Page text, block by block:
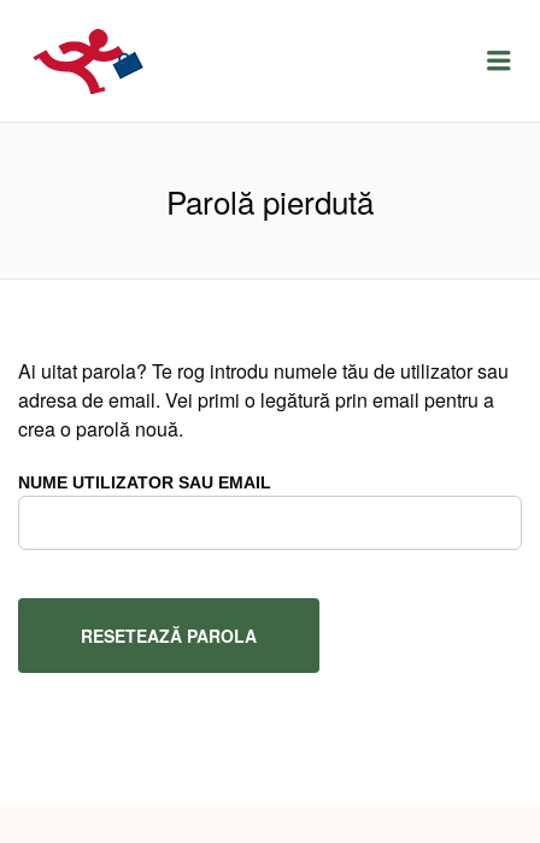
LOCURIDEMUNCACLUJ.NET
Parolă pierdută
Ai uitat parola? Te rog introdu numele tău de utilizator sau
adresa de email. Vei primi o legătură prin email pentru a
crea o parolă nouă.
NUME UTILIZATOR SAU EMAIL
RESETEAZĂ PAROLA